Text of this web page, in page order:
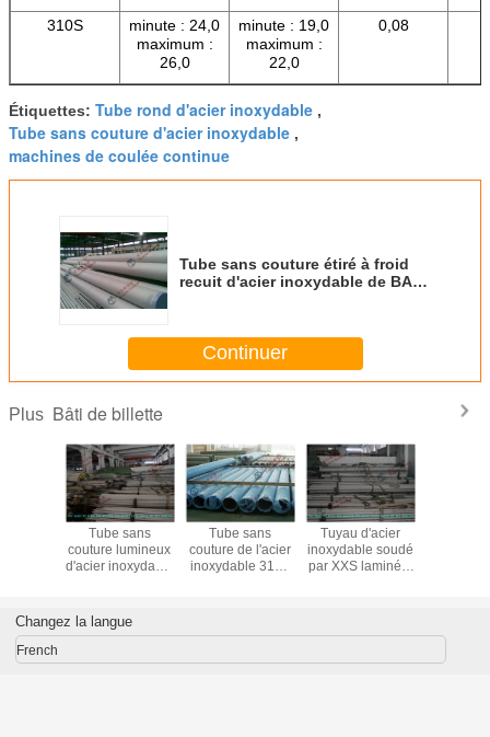
310S
minute : 24,0
maximum :
26,0
minute : 19,0
maximum :
22,0
0,08
Étiquettes: Tube rond d'acier inoxydable ,
Tube sans couture d'acier inoxydable ,
machines de coulée continue
Tube sans couture étiré à froid
recuit d'acier inoxydable de BA
Continuer
Plus Bâti de billette
10
à
OD
Tube sans
couture lumineux
d'acier inoxydable
UR45N/tuyau
d'acier duplex
Tube sans
couture de l'acier
inoxydable 316L
6mm - de 219mm
Tuyau d'acier
inoxydable soudé
par XXS laminé à
XS pour le produit
Changez la langue
French